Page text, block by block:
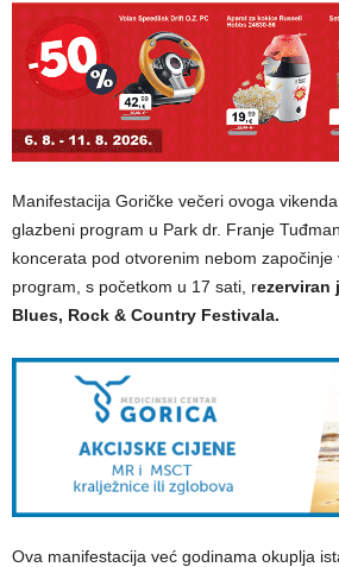
Manifestacija Goričke večeri ovoga
glazbeni program u Park dr. Franje
koncerata pod otvorenim nebom započinje
program, s početkom u 17 sati, rezerviran
Blues, Rock & Country Festivala.
Ova manifestacija već godinama okuplja